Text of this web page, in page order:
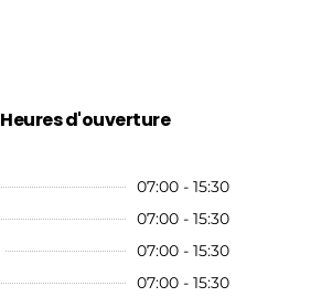
Heures d'ouverture
07:00 - 15:30
07:00 - 15:30
07:00 - 15:30
07:00 - 15:30